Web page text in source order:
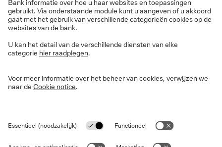
Privacy
Wettelijke informatie
Toegankelijkheidsverklaring
PSD2